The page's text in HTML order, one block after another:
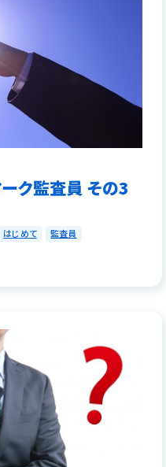
ク監査員 その3
はじめて 監査員